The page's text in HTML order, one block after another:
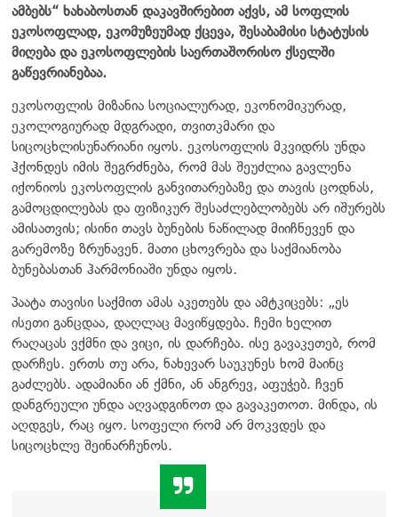
ამბებს“ ხახაბოსთან დაკავშირებით აქვს, ამ სოფლის
ეკოსოფლად, ეკომუზეუმად ქცევა, შესაბამისი სტატუსის
მიღება და ეკოსოფლების საერთაშორისო ქსელში
გაწევრიანებაა.
ეკოსოფლის მიზანია სოციალურად, ეკონომიკურად,
ეკოლოგიურად მდგრადი, თვითკმარი და
სიცოცხლისუნარიანი იყოს. ეკოსოფლის მკვიდრს უნდა
ჰქონდეს იმის შეგრძნება, რომ მას შეუძლია გავლენა
იქონიოს ეკოსოფლის განვითარებაზე და თავის ცოდნას,
გამოცდილებას და ფიზიკურ შესაძლებლობებს არ იშურებს
ამისათვის; ისინი თავს ბუნების ნაწილად მიიჩნევენ და
გარემოზე ზრუნავენ. მათი ცხოვრება და საქმიანობა
ბუნებასთან ჰარმონიაში უნდა იყოს.
პაატა თავისი საქმით ამას აკეთებს და ამტკიცებს: „ეს
ისეთი განცდაა, დაღლაც მავიწყდება. ჩემი ხელით
რაღაცას ვქმნი და ვიცი, ის დარჩება. ისე გავაკეთებ, რომ
დარჩეს. ერთს თუ არა, ნახევარ საუკუნეს ხომ მაინც
გაძლებს. ადამიანი ან ქმნი, ან ანგრევ, აფუჭებ. ჩვენ
დანგრეული უნდა აღვადგინოთ და გავაკეთოთ. მინდა, ის
აღდგეს, რაც იყო. სოფელი რომ არ მოკვდეს და
სიცოცხლე შეინარჩუნოს.